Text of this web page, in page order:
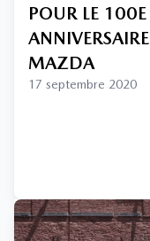
POUR LE 100E
ANNIVERSAIRE
MAZDA
17 septembre 2020